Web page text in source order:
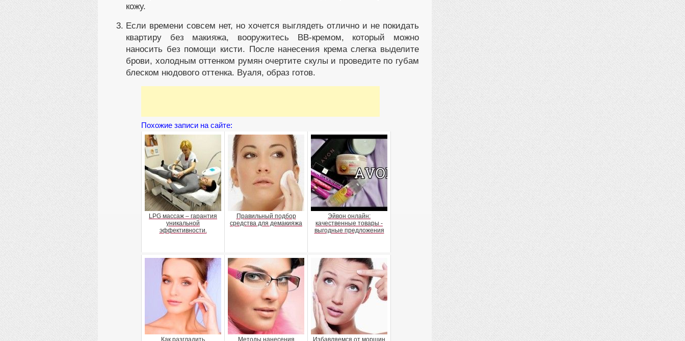
кожу.
Если времени совсем нет, но хочется выглядеть отлично и не покидать
квартиру без макияжа, вооружитесь BB-кремом, который можно
наносить без помощи кисти. После нанесения крема слегка выделите
брови, холодным оттенком румян очертите скулы и проведите по губам
блеском нюдового оттенка. Вуаля, образ готов.
Похожие записи на сайте:
LPG массаж – гарантия
уникальной
эффективности.
Правильный подбор
средства для демакияжа
Эйвон онлайн:
качественные товары -
выгодные предложения
Как разгладить Методы нанесения Избавляемся от морщин